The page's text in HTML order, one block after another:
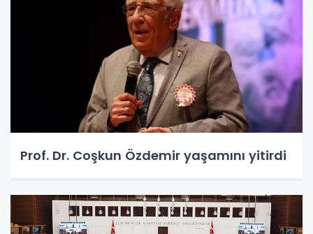
Prof. Dr. Coşkun Özdemir yaşamını yitirdi